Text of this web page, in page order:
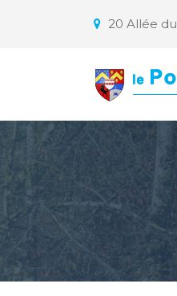
20 Allée